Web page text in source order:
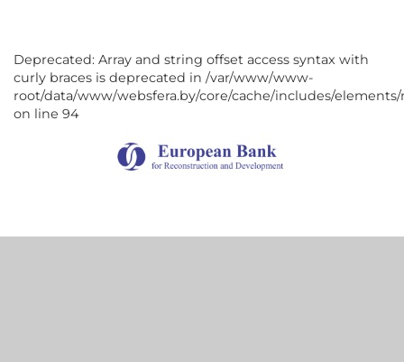
Deprecated: Array and string offset access syntax with
curly braces is deprecated in /var/www/www-
root/data/www/websfera.by/core/cache/includes/
on line 94